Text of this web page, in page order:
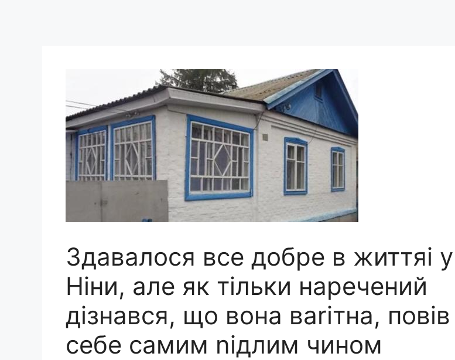
Здавалося все добре в життяі у
Ніни, але як тільки наречений
дізнався, що вона ваrітна, повів
себе самим nідлим чином